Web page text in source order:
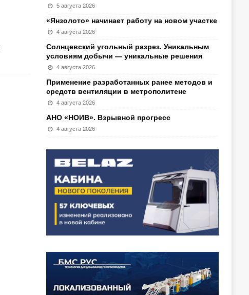
5 августа 2026
«Янзолото» начинает работу на новом участке
4 августа 2026
Солнцевский угольный разрез. Уникальным
условиям добычи — уникальные решения
4 августа 2026
Применение разработанных ранее методов и
средств вентиляции в метрополитене
4 августа 2026
АНО «НОИВ». Взрывной прогресс
4 августа 2026